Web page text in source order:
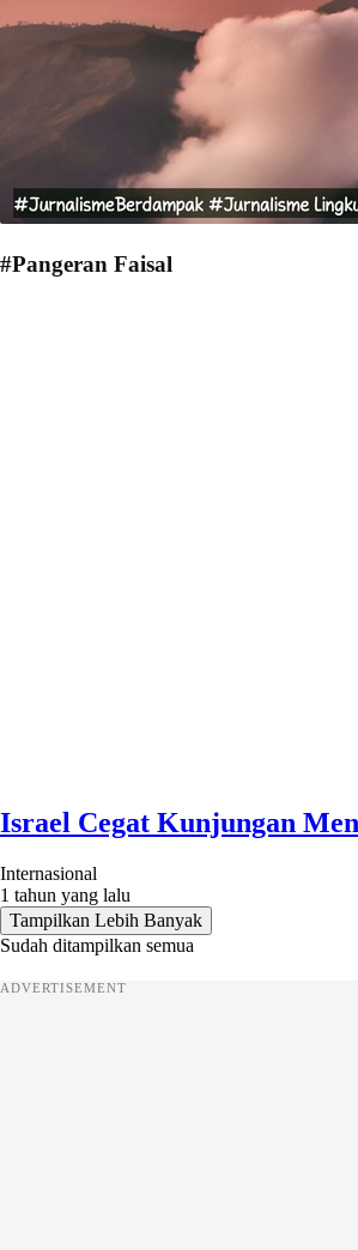
#Pangeran Faisal
Israel Cegat Kunjungan
Internasional
1 tahun yang lalu
Tampilkan Lebih Banyak
Sudah ditampilkan semua
ADVERTISEMENT